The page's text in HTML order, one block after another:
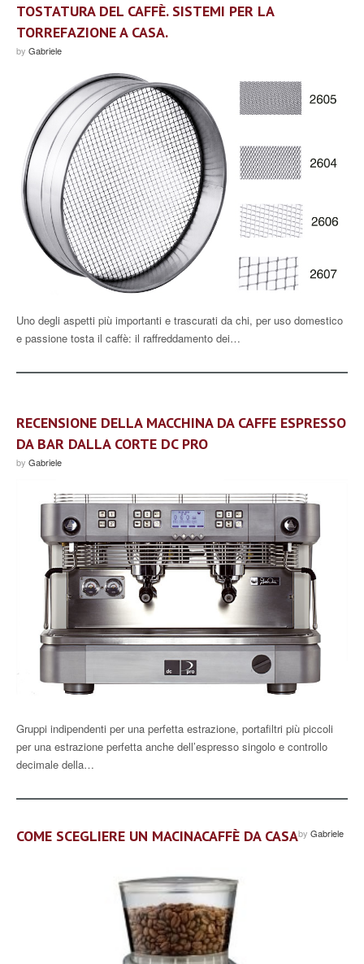
TOSTATURA DEL CAFFÈ. SISTEMI PER LA
TORREFAZIONE A CASA.
by Gabriele
Uno degli aspetti più importanti e trascurati da chi, per uso domestico
e passione tosta il caffè: il raffreddamento dei…
RECENSIONE DELLA MACCHINA DA CAFFE ESPRESSO
DA BAR DALLA CORTE DC PRO
by Gabriele
Gruppi indipendenti per una perfetta estrazione, portafiltri più piccoli
per una estrazione perfetta anche dell’espresso singolo e controllo
decimale della…
COME SCEGLIERE UN MACINACAFFÈ DA CASAby Gabriele